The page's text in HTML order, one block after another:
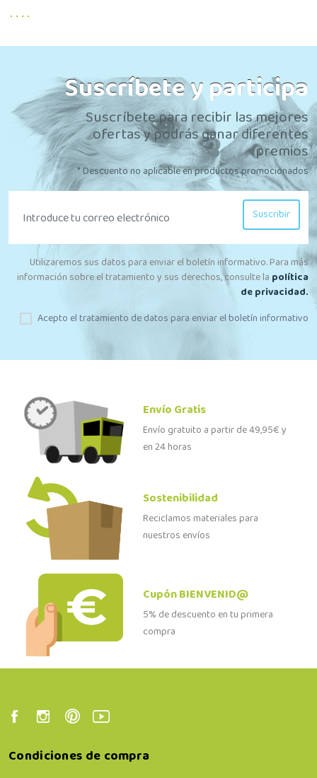
Suscríbete y participa
Suscríbete para recibir las mejores
ofertas y podrás ganar diferentes
premios
* Descuento no aplicable en productos promocionados
Suscribir
Utilizaremos sus datos para enviar el boletín informativo. Para más
información sobre el tratamiento y sus derechos, consulte la política
de privacidad.
Acepto el tratamiento de datos para enviar el boletín informativo
Envío Gratis
Envío gratuito a partir de 49,95€ y
en 24 horas
Sostenibilidad
Reciclamos materiales para
nuestros envíos
Cupón BIENVENID@
5% de descuento en tu primera
compra
Condiciones de compra